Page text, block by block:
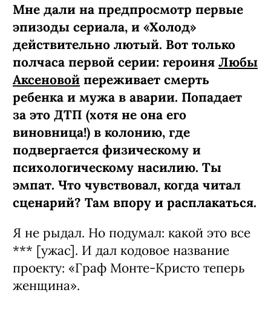
Мне дали на предпросмотр первые
эпизоды сериала, и «Холод»
действительно лютый. Вот только
полчаса первой серии: героиня Любы
Аксеновой переживает смерть
ребенка и мужа в аварии. Попадает
за это ДТП (хотя не она его
виновница!) в колонию, где
подвергается физическому и
психологическому насилию. Ты
эмпат. Что чувствовал, когда читал
сценарий? Там впору и расплакаться.
Я не рыдал. Но подумал: какой это все
*** [ужас]. И дал кодовое название
проекту: «Граф Монте-­Кристо теперь
женщина».